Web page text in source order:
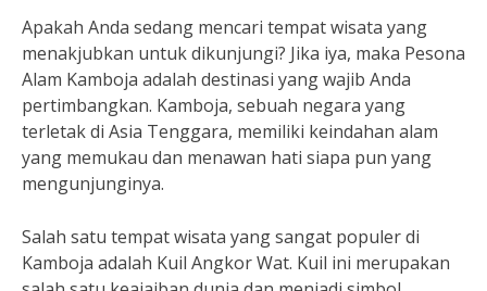
Apakah Anda sedang mencari tempat wisata yang
menakjubkan untuk dikunjungi? Jika iya, maka Pesona
Alam Kamboja adalah destinasi yang wajib Anda
pertimbangkan. Kamboja, sebuah negara yang
terletak di Asia Tenggara, memiliki keindahan alam
yang memukau dan menawan hati siapa pun yang
mengunjunginya.
Salah satu tempat wisata yang sangat populer di
Kamboja adalah Kuil Angkor Wat. Kuil ini merupakan